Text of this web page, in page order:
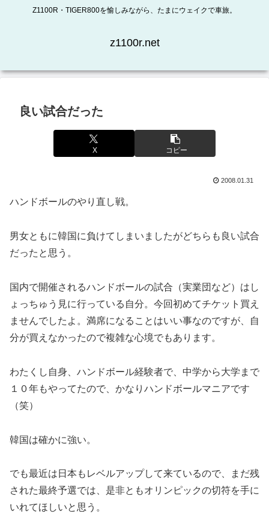
Z1100R・TIGER800を愉しみながら、たまにウェイクで車旅。
z1100r.net
良い試合だった
X コピー
2008.01.31
ハンドボールのやり直し戦。
男女ともに韓国に負けてしまいましたがどちらも良い試合
だったと思う。
国内で開催されるハンドボールの試合（実業団など）はし
ょっちゅう見に行っている自分。今回初めてチケット買え
ませんでしたよ。満席になることはいい事なのですが、自
分が買えなかったので複雑な心境でもあります。
わたくし自身、ハンドボール経験者で、中学から大学まで
１０年もやってたので、かなりハンドボールマニアです
（笑）
韓国は確かに強い。
でも最近は日本もレベルアップして来ているので、まだ残
された最終予選では、是非ともオリンピックの切符を手に
いれてほしいと思う。